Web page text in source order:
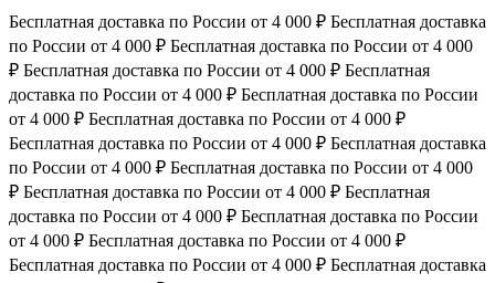
Бесплатная доставка по России от 4 000 ₽ Бесплатная доставка
по России от 4 000 ₽ Бесплатная доставка по России от 4 000
₽ Бесплатная доставка по России от 4 000 ₽ Бесплатная
доставка по России от 4 000 ₽ Бесплатная доставка по России
от 4 000 ₽ Бесплатная доставка по России от 4 000 ₽
Бесплатная доставка по России от 4 000 ₽ Бесплатная доставка
по России от 4 000 ₽ Бесплатная доставка по России от 4 000
₽ Бесплатная доставка по России от 4 000 ₽ Бесплатная
доставка по России от 4 000 ₽ Бесплатная доставка по России
от 4 000 ₽ Бесплатная доставка по России от 4 000 ₽
Бесплатная доставка по России от 4 000 ₽ Бесплатная доставка